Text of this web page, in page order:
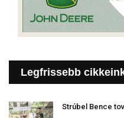
Legfrissebb
Strúbel Bence